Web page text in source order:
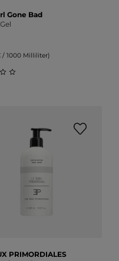
Gone Bad
/ 1000 Milliliter)
PRIMORDIALES